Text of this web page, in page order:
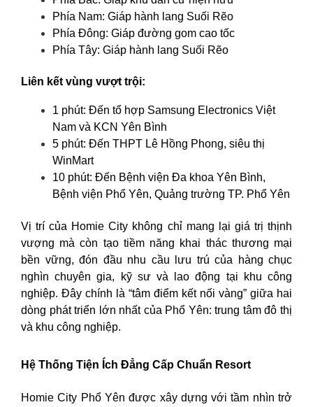
Phía Nam: Giáp hành lang Suối Rẽo
Phía Đông: Giáp đường gom cao tốc
Phía Tây: Giáp hành lang Suối Rẽo
Liên kết vùng vượt trội:
1 phút: Đến tổ hợp Samsung Electronics Việt
Nam và KCN Yên Bình
5 phút: Đến THPT Lê Hồng Phong, siêu thị
WinMart
10 phút: Đến Bệnh viện Đa khoa Yên Bình,
Bệnh viện Phổ Yên, Quảng trường TP. Phổ Yên
Vị trí của Homie City không chỉ mang lại giá trị thịnh
vượng mà còn tạo tiềm năng khai thác thương mại
bền vững, đón đầu nhu cầu lưu trú của hàng chục
nghìn chuyên gia, kỹ sư và lao động tại khu công
nghiệp. Đây chính là “tâm điểm kết nối vàng” giữa hai
dòng phát triển lớn nhất của Phổ Yên: trung tâm đô thị
và khu công nghiệp.
Hệ Thống Tiện Ích Đẳng Cấp Chuẩn Resort
Homie City Phổ Yên được xây dựng với tầm nhìn trở